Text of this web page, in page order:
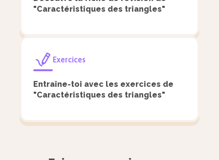
triangle.
Bissectrice :
Une bissectrice partage un angle en
deux angles égaux.
"Caractéristiques des triangles"
Exercices
Entraîne-toi avec les exercices de
"Caractéristiques des triangles"